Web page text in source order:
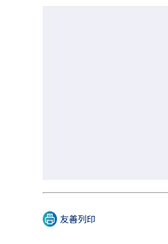
友善列印